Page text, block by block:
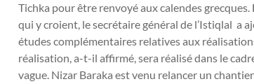
Tichka pour être renvoyé aux calendes
qui y croient, le secrétaire général de l’Istiqlal a
études complémentaires relatives aux
réalisation, a-t-il affirmé, sera réalisé dans le
vague. Nizar Baraka est venu relancer un